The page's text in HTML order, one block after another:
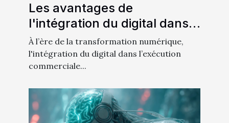
Les avantages de
l'intégration du digital dans
l'exécution commerciale
parfaite
À l’ère de la transformation numérique,
l'intégration du digital dans l’exécution
commerciale...